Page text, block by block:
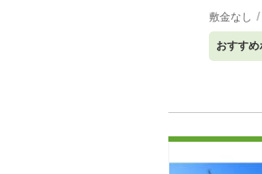
敷金なし
おすすめ